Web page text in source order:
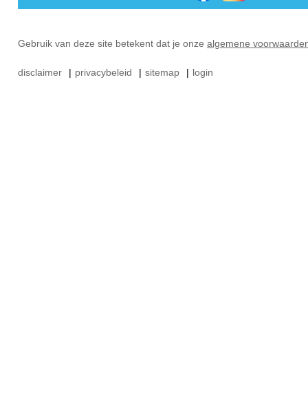
Gebruik van deze site betekent dat je onze algemene
disclaimer | privacybeleid | sitemap | login